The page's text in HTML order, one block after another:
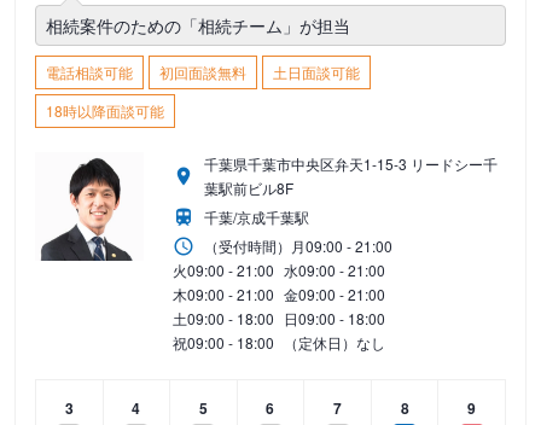
相続案件のための「相続チーム」が担当
電話相談可能 初回面談無料
土日面談可能
18時以降面談可能
千葉県千葉市中央区弁天1-15-3 リードシー千
葉駅前ビル8F
千葉/京成千葉駅
（受付時間） 月09:00 - 21:00
火09:00 - 21:00 水09:00 - 21:00
木09:00 - 21:00 金09:00 - 21:00
土09:00 - 18:00 日09:00 - 18:00
祝09:00 - 18:00 （定休日）なし
3
4
5
6
7
8
9